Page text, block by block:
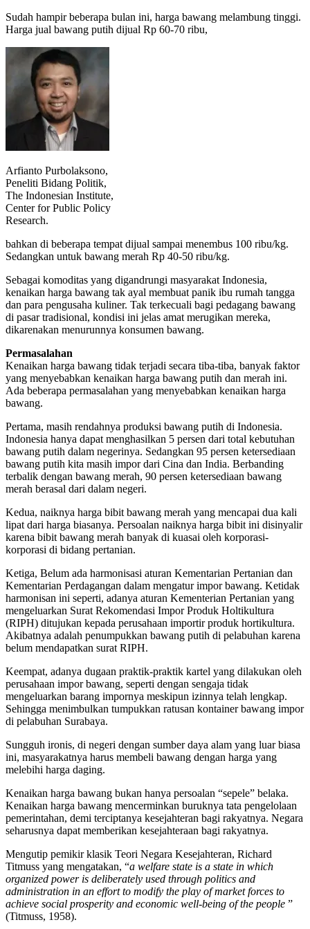
Sudah hampir beberapa bulan ini, harga bawang melambung tinggi.
Harga jual bawang putih dijual Rp 60-70 ribu,
Arfianto Purbolaksono,
Peneliti Bidang Politik,
The Indonesian Institute,
Center for Public Policy
Research.
bahkan di beberapa tempat dijual sampai menembus 100 ribu/kg.
Sedangkan untuk bawang merah Rp 40-50 ribu/kg.
Sebagai komoditas yang digandrungi masyarakat Indonesia,
kenaikan harga bawang tak ayal membuat panik ibu rumah tangga
dan para pengusaha kuliner. Tak terkecuali bagi pedagang bawang
di pasar tradisional, kondisi ini jelas amat merugikan mereka,
dikarenakan menurunnya konsumen bawang.
Permasalahan
Kenaikan harga bawang tidak terjadi secara tiba-tiba, banyak faktor
yang menyebabkan kenaikan harga bawang putih dan merah ini.
Ada beberapa permasalahan yang menyebabkan kenaikan harga
bawang.
Pertama, masih rendahnya produksi bawang putih di Indonesia.
Indonesia hanya dapat menghasilkan 5 persen dari total kebutuhan
bawang putih dalam negerinya. Sedangkan 95 persen ketersediaan
bawang putih kita masih impor dari Cina dan India. Berbanding
terbalik dengan bawang merah, 90 persen ketersediaan bawang
merah berasal dari dalam negeri.
Kedua, naiknya harga bibit bawang merah yang mencapai dua kali
lipat dari harga biasanya. Persoalan naiknya harga bibit ini disinyalir
karena bibit bawang merah banyak di kuasai oleh korporasi-
korporasi di bidang pertanian.
Ketiga, Belum ada harmonisasi aturan Kementarian Pertanian dan
Kementarian Perdagangan dalam mengatur impor bawang. Ketidak
harmonisan ini seperti, adanya aturan Kementerian Pertanian yang
mengeluarkan Surat Rekomendasi Impor Produk Holtikultura
(RIPH) ditujukan kepada perusahaan importir produk hortikultura.
Akibatnya adalah penumpukkan bawang putih di pelabuhan karena
belum mendapatkan surat RIPH.
Keempat, adanya dugaan praktik-praktik kartel yang dilakukan oleh
perusahaan impor bawang, seperti dengan sengaja tidak
mengeluarkan barang impornya meskipun izinnya telah lengkap.
Sehingga menimbulkan tumpukkan ratusan kontainer bawang impor
di pelabuhan Surabaya.
Sungguh ironis, di negeri dengan sumber daya alam yang luar biasa
ini, masyarakatnya harus membeli bawang dengan harga yang
melebihi harga daging.
Kenaikan harga bawang bukan hanya persoalan “sepele” belaka.
Kenaikan harga bawang mencerminkan buruknya tata pengelolaan
pemerintahan, demi terciptanya kesejahteran bagi rakyatnya. Negara
seharusnya dapat memberikan kesejahteraan bagi rakyatnya.
Mengutip pemikir klasik Teori Negara Kesejahteran, Richard
Titmuss yang mengatakan, “a welfare state is a state in which
organized power is deliberately used through politics and
administration in an effort to modify the play of market forces to
achieve social prosperity and economic well-being of the people ”
(Titmuss, 1958).